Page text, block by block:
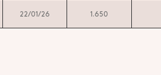
22/01/26 1.650